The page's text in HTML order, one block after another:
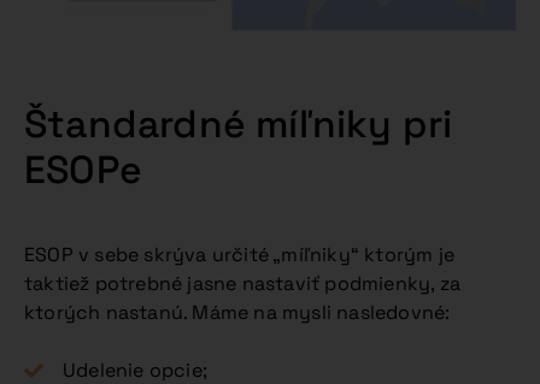
Štandardné míľniky pri
ESOPe
ESOP v sebe skrýva určité „míľniky“ ktorým je
taktiež potrebné jasne nastaviť podmienky, za
ktorých nastanú. Máme na mysli nasledovné:
Udelenie opcie;